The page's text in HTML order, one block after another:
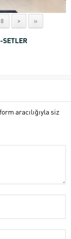
8 > »
SETLER
aracılığıyla siz